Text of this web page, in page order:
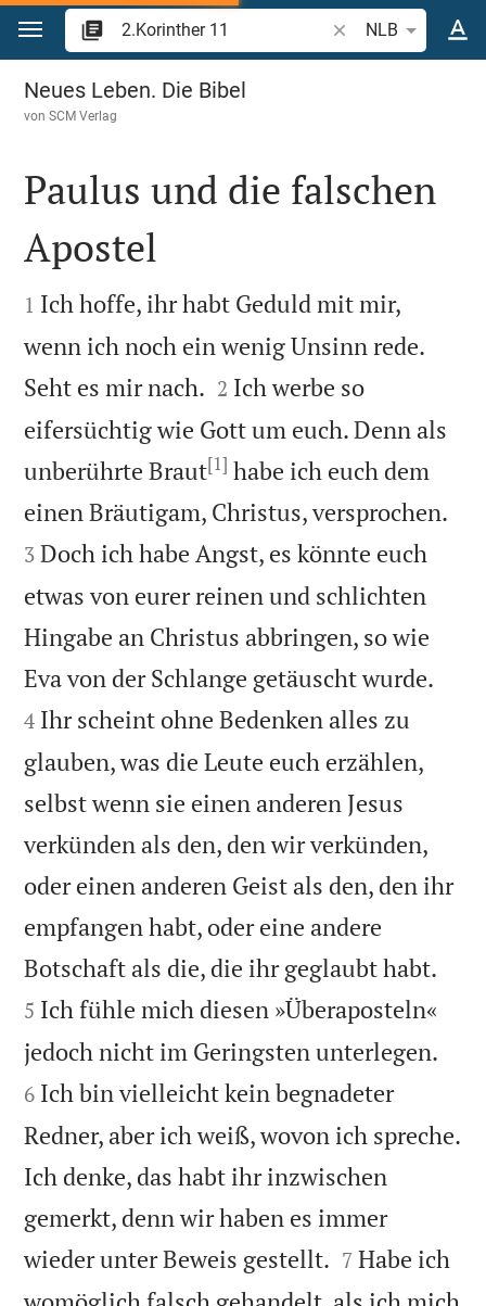
Zum Inhalt springen
Bibelstelle oder
NLB
2.Korinther 11
Neues Leben. Die Bibel
vonSCM Verlag

Paulus und die falschen
Apostel

1 Ich hoffe, ihr habt Geduld mit mir,
wenn ich noch ein wenig Unsinn rede.
Seht es mir nach. 

2 Ich werbe so
eifersüchtig wie Gott um euch. Denn als
unberührte Braut[1] habe ich euch dem
einen Bräutigam, Christus, versprochen.
3 Doch ich habe Angst, es könnte euch
etwas von eurer reinen und schlichten
Hingabe an Christus abbringen, so wie
Eva von der Schlange getäuscht wurde.
4 Ihr scheint ohne Bedenken alles zu
glauben, was die Leute euch erzählen,
selbst wenn sie einen anderen Jesus
verkünden als den, den wir verkünden,
oder einen anderen Geist als den, den ihr
empfangen habt, oder eine andere
Botschaft als die, die ihr geglaubt habt.
5 Ich fühle mich diesen »Überaposteln«
jedoch nicht im Geringsten unterlegen.
6 Ich bin vielleicht kein begnadeter
Redner, aber ich weiß, wovon ich spreche.
Ich denke, das habt ihr inzwischen
gemerkt, denn wir haben es immer
wieder unter Beweis gestellt. 

7 Habe ich